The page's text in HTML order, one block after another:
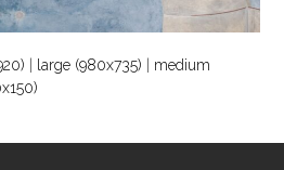
large (980x735)
medium